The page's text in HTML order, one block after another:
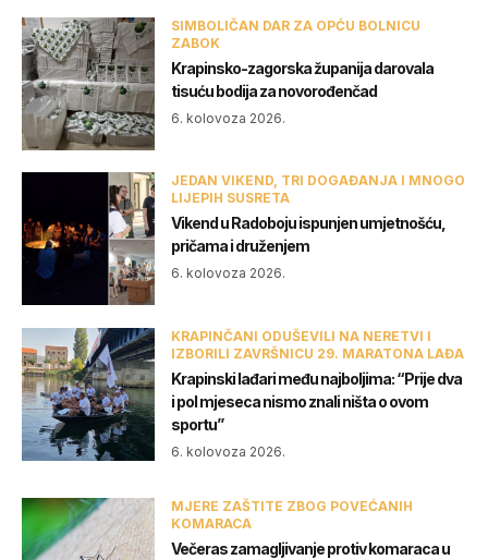
SIMBOLIČAN DAR ZA OPĆU BOLNICU
ZABOK
Krapinsko-zagorska županija darovala
tisuću bodija za novorođenčad
6. kolovoza 2026.
JEDAN VIKEND, TRI DOGAĐANJA I MNOGO
LIJEPIH SUSRETA
Vikend u Radoboju ispunjen umjetnošću,
pričama i druženjem
6. kolovoza 2026.
KRAPINČANI ODUŠEVILI NA NERETVI I
IZBORILI ZAVRŠNICU 29. MARATONA LAĐA
Krapinski lađari među najboljima: “Prije dva
i pol mjeseca nismo znali ništa o ovom
sportu”
6. kolovoza 2026.
MJERE ZAŠTITE ZBOG POVEĆANIH
KOMARACA
Večeras zamagljivanje protiv komaraca u